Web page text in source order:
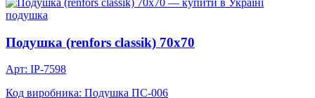
подушка
Подушка (renfors classik) 70х70
Арт: IP-7598
Код виробника: Подушка ПС-006